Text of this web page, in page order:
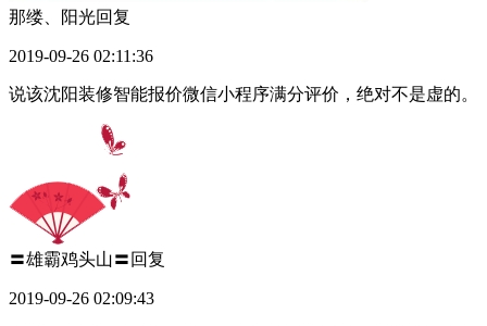
那缕、阳光回复
2019-09-26 02:11:36
说该沈阳装修智能报价微信小程序满分评价，绝对不是虚的。
〓雄霸鸡头山〓 回复
2019-09-26 02:09:43